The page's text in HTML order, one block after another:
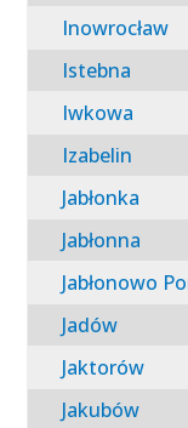
Inowrocław
Istebna
Iwkowa
Izabelin
Jabłonka
Jabłonna
Jabłonowo
Jadów
Jaktorów
Jakubów